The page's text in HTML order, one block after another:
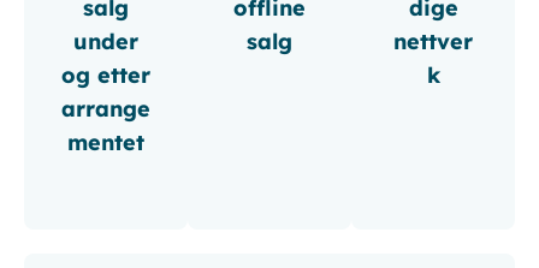
salg
under
og etter
arrange
mentet
offline
salg
dige
nettver
k